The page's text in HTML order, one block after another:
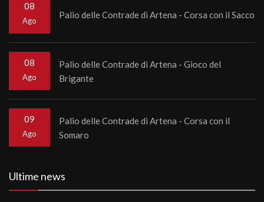
08
Ago
Palio delle Contrade di Artena - Corsa con il Sacco
08
Ago
Palio delle Contrade di Artena - Gioco del
Brigante
09
Ago
Palio delle Contrade di Artena - Corsa con il
Somaro
Ultime news